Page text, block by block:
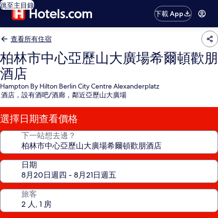
跳至主目錄
下載 App
查看所有住宿
柏林市中心亞歷山大廣場希爾頓歡朋
酒店
Hampton By Hilton Berlin City Centre Alexanderplatz
酒店，設有酒吧/酒廊，鄰近亞歷山大廣場
選擇日期查看價格
下一站想去邊？
日期
旅客